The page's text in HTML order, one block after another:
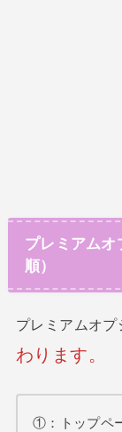
プレミアム
順）
プレミアムオ
わります。
①：トップペ